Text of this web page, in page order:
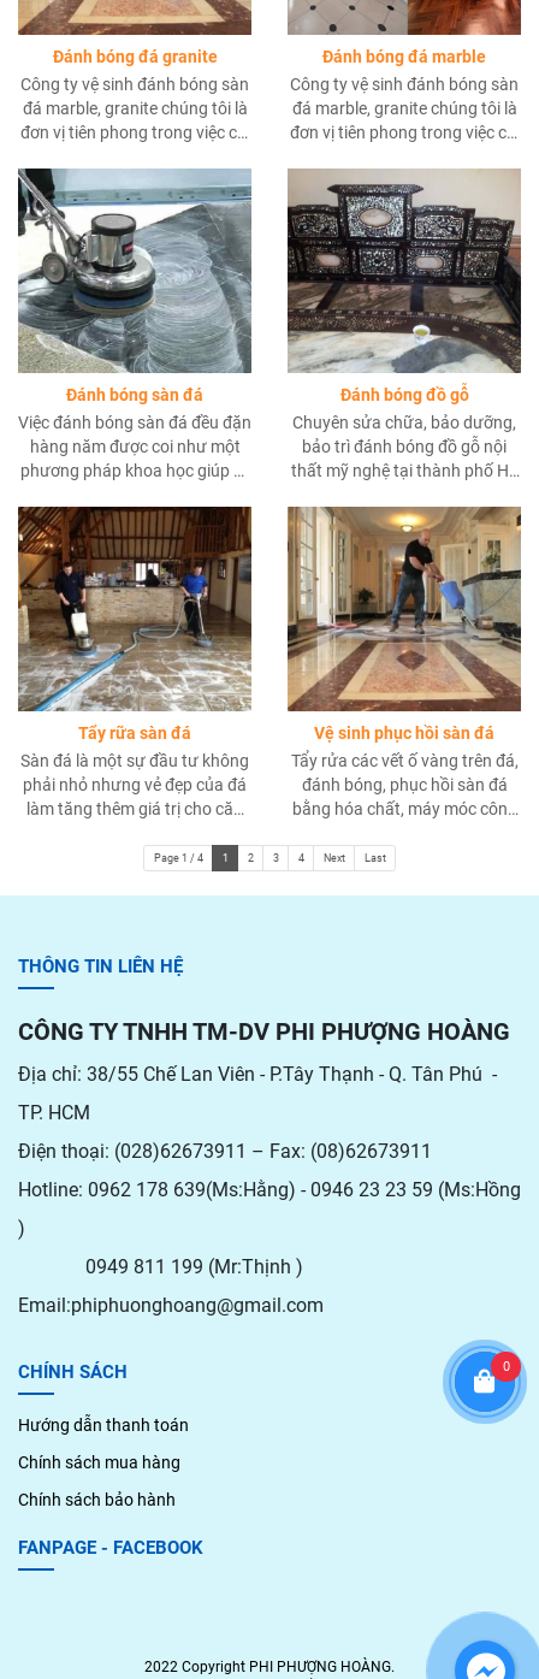
Đánh bóng đá granite
Công ty vệ sinh đánh bóng sàn
đá marble, granite chúng tôi là
đơn vị tiên phong trong việc cải
thiết bị trong lĩnh vực mài sàn
và đánh bóng đá nhân tạo hay
tự nhiên hiện nay tại hồ chí
minh.
Đánh bóng đá marble
Công ty vệ sinh đánh bóng sàn
đá marble, granite chúng tôi là
đơn vị tiên phong trong việc cải
thiết bị trong lĩnh vực mài sàn
và đánh bóng đá nhân tạo hay
tự nhiên hiện nay tại hồ chí
minh.
Đánh bóng sàn đá
Việc đánh bóng sàn đá đều đặn
hàng năm được coi như một
phương pháp khoa học giúp vệ
công trình xây dựng, tòa nhà
hay các căn hộ cá nhân.
Đánh bóng đồ gỗ
Chuyên sửa chữa, bảo dưỡng,
bảo trì đánh bóng đồ gỗ nội
thất mỹ nghệ tại thành phố Hồ
Tẩy rữa sàn đá
Sàn đá là một sự đầu tư không
phải nhỏ nhưng vẻ đẹp của đá
làm tăng thêm giá trị cho căn
phải khó, nhưng kiến thức và
nhiên vì sự mài mòn, vì vậy việc
tẩy rửa sàn đá vô cùng quan
Vệ sinh phục hồi sàn đá
Tẩy rửa các vết ố vàng trên đá,
đánh bóng, phục hồi sàn đá
bằng hóa chất, máy móc công
cao, hiệu quả tức thì và làm hài
Page 1 / 4 1 2 3 4 Next Last
THÔNG TIN LIÊN HỆ
CÔNG TY TNHH TM-DV PHI PHƯỢNG HOÀNG
Địa chỉ: 38/55 Chế Lan Viên - P.Tây Thạnh - Q. Tân Phú -
TP. HCM
Điện thoại: (028)62673911 – Fax: (08)62673911
Hotline: 0962 178 639(Ms:Hằng) - 0946 23 23 59 (Ms:Hồng
)
0949 811 199 (Mr:Thịnh )
Email:phiphuonghoang@gmail.com
CHÍNH SÁCH
Hướng dẫn thanh toán
Chính sách mua hàng
Chính sách bảo hành
FANPAGE - FACEBOOK
2022 Copyright PHI PHƯỢNG HOÀNG.
0